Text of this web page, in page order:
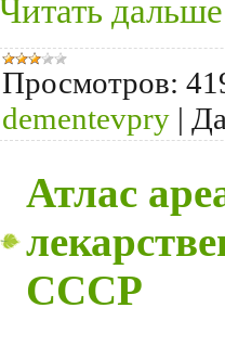
Читать
Просмотров:
dementevpry |
Атлас
СССР